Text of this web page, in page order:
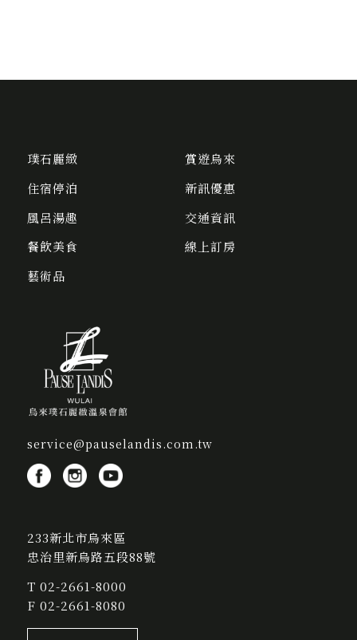
璞石麗緻
住宿停泊
風呂湯趣
餐飲美食
藝術品
賞遊烏來
新訊優惠
交通資訊
線上訂房
service@pauselandis.com.tw
233新北市烏來區
忠治里新烏路五段88號
T 02-2661-8000
F 02-2661-8080